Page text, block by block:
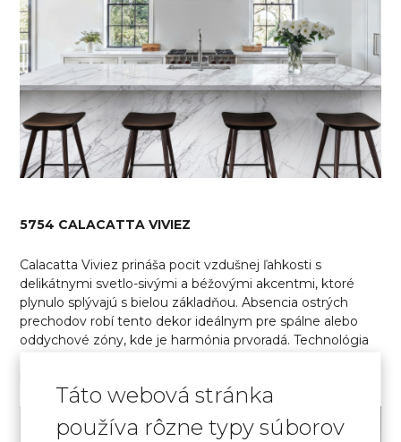
5754 CALACATTA VIVIEZ
Calacatta Viviez prináša pocit vzdušnej ľahkosti s
delikátnymi svetlo-sivými a béžovými akcentmi, ktoré
plynulo splývajú s bielou základňou. Absencia ostrých
prechodov robí tento dekor ideálnym pre spálne alebo
oddychové zóny, kde je harmónia prvoradá. Technológia
Táto webová stránka
používa rôzne typy súborov